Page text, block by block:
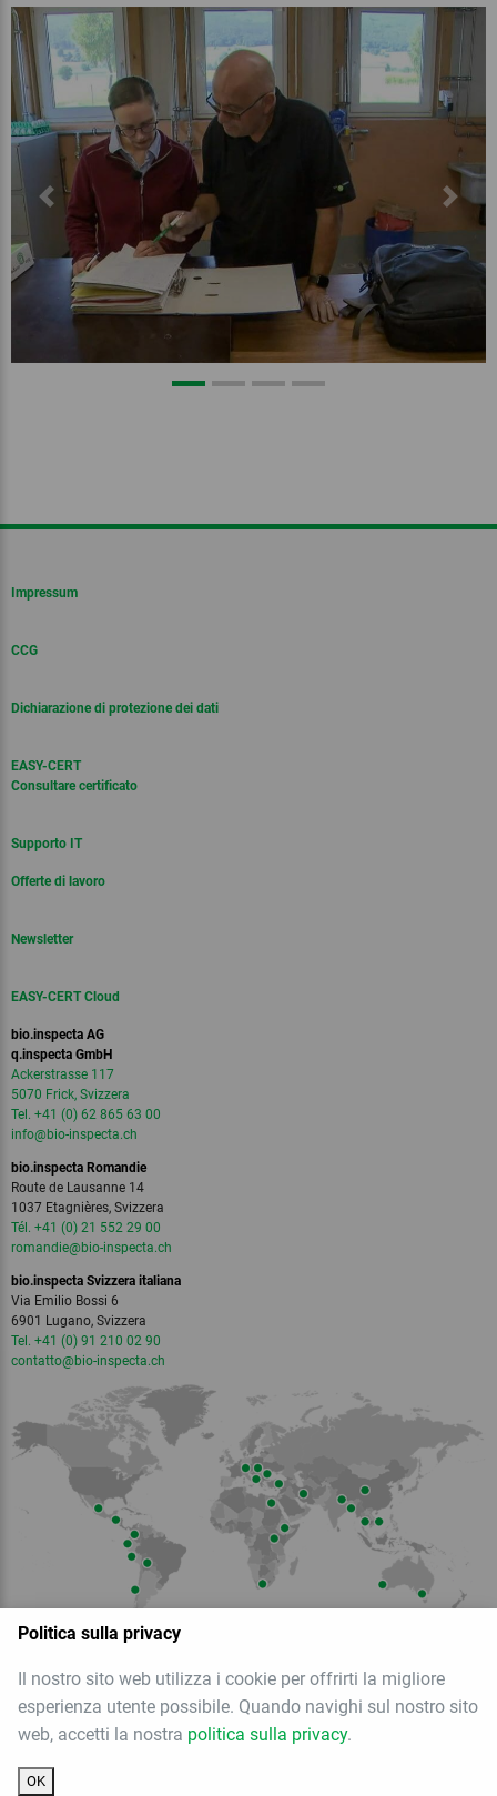
Politica sulla privacy
Il nostro sito web utilizza i cookie per offrirti la migliore
esperienza utente possibile. Quando navighi sul nostro sito
web, accetti la nostra politica sulla privacy.
OK
Previous Next
Impressum
CCG
Dichiarazione di protezione dei dati
EASY-CERT
Consultare certificato
Supporto IT
Offerte di lavoro
Newsletter
EASY-CERT Cloud
bio.inspecta AG
q.inspecta GmbH
Ackerstrasse 117
5070 Frick, Svizzera
Tel. +41 (0) 62 865 63 00
info@bio-inspecta.ch
bio.inspecta Romandie
Route de Lausanne 14
1037 Etagnières, Svizzera
Tél. +41 (0) 21 552 29 00
romandie@bio-inspecta.ch
bio.inspecta Svizzera italiana
Via Emilio Bossi 6
6901 Lugano, Svizzera
Tel. +41 (0) 91 210 02 90
contatto@bio-inspecta.ch
Membro dell